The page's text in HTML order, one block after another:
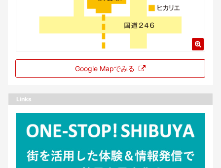
Google Mapでみる
Links